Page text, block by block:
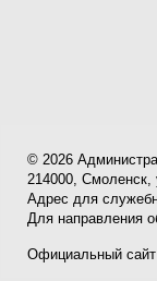
© 2026
214000, Смоленск,
Адрес для
Для направления
Официальный